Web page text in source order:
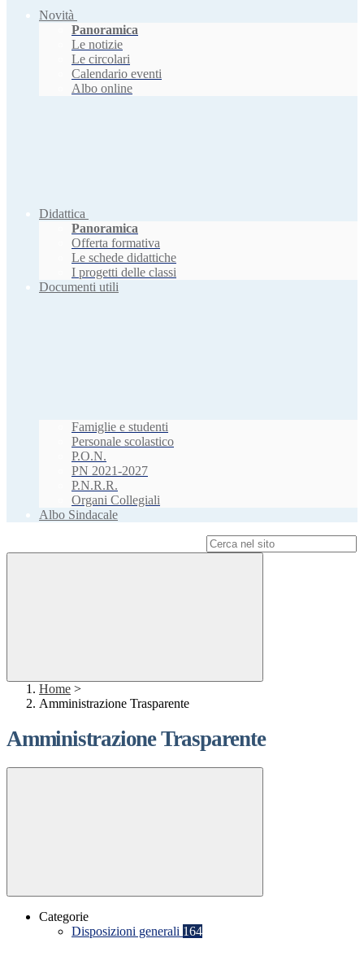
Novità
Panoramica
Le notizie
Le circolari
Calendario eventi
Albo online
Didattica
Panoramica
Offerta formativa
Le schede didattiche
I progetti delle classi
Documenti utili
Famiglie e studenti
Personale scolastico
P.O.N.
PN 2021-2027
P.N.R.R.
Organi Collegiali
Albo Sindacale
Home >
Amministrazione Trasparente
Amministrazione Trasparente
Categorie
Disposizioni generali 164